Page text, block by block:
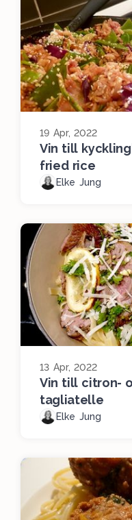
19 Apr, 2022
Vin till
fried rice
Elke Jung
13 Apr, 2022
Vin till citron-
tagliatelle
Elke Jung